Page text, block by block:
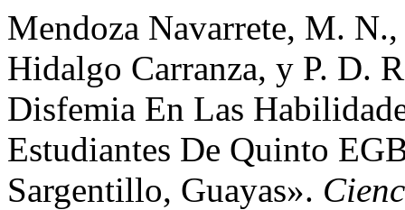
Mendoza Navarrete, M.
Hidalgo Carranza, y P. D.
Disfemia En Las
Estudiantes De Quinto
Sargentillo, Guayas».